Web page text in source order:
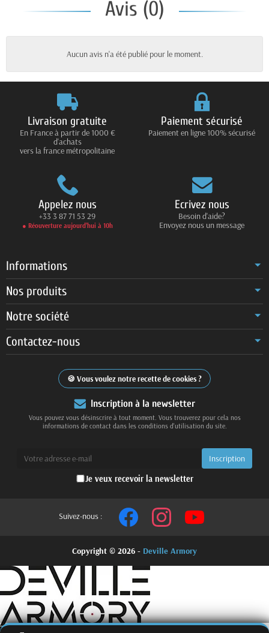
Avis (0)
Aucun avis n'a été publié pour le moment.
Livraison gratuite
En France à partir de 1000 €
d'achats
vers la france métropolitaine
Paiement sécurisé
Paiement en ligne 100% sécurisé
Appelez nous
+33 3 87 71 53 29
● Réouverture aujourd’hui à 10h
Ecrivez nous
Besoin d'aide?
Envoyez nous un message
Informations
Nos produits
Notre société
Contactez-nous
Vous voulez notre recette de cookies ?
Inscription à la newsletter
Vous pouvez vous désinscrire à tout moment. Vous trouverez pour cela nos
informations de contact dans les conditions d'utilisation du site.
Je veux recevoir la newsletter
Suivez-nous :
Copyright © 2026 - Deville Armory